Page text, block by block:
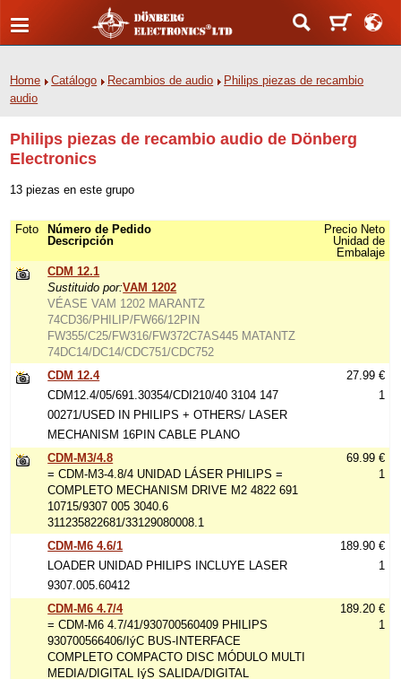
Home Catálogo Recambios de audio
Philips piezas de recambio
audio
Philips piezas de recambio audio de Dönberg
Electronics
13 piezas en este grupo
Foto
Número de Pedido
Descripción
Precio Neto
Unidad de
Embalaje
CDM 12.1
Sustituido por:VAM 1202
VÉASE VAM 1202 MARANTZ
74CD36/PHILIP/FW66/12PIN
FW355/C25/FW316/FW372C7AS445 MATANTZ
74DC14/DC14/CDC751/CDC752
CDM 12.4
CDM12.4/05/691.30354/CDI210/40 3104 147
00271/USED IN PHILIPS + OTHERS/ LASER
MECHANISM 16PIN CABLE PLANO
27.99 €
1
CDM-M3/4.8
= CDM-M3-4.8/4 UNIDAD LÁSER PHILIPS =
COMPLETO MECHANISM DRIVE M2 4822 691
10715/9307 005 3040.6
311235822681/33129080008.1
69.99 €
1
CDM-M6 4.6/1
LOADER UNIDAD PHILIPS INCLUYE LASER
9307.005.60412
189.90 €
1
CDM-M6 4.7/4
= CDM-M6 4.7/41/930700560409 PHILIPS
930700566406/IýC BUS-INTERFACE
COMPLETO COMPACTO DISC MÓDULO MULTI
MEDIA/DIGITAL IýS SALIDA/DIGITAL
189.20 €
1